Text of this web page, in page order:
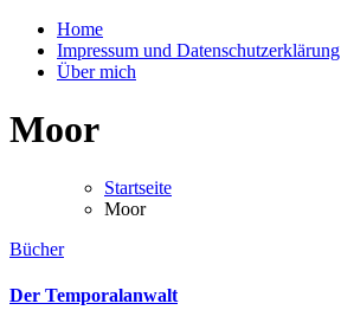
Home
Impressum und Datenschutzerklärung
Über mich
Moor
Startseite
Moor
Bücher
Der Temporalanwalt